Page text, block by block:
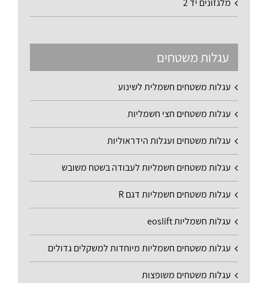
מלגזונים יד 2
עגלות משטחים
עגלות משטחים חשמלית לשינוע
עגלות משטחים חצי חשמליות
עגלות משטחים ועגלות הידראוליות
עגלות משטחים חשמליות לעבודה בשטח משובש
עגלות משטחים חשמליות דגם R
עגלות חשמליות eoslift
עגלות משטחים חשמליות מיוחדות למשקלים גדולים
עגלות משטחים משופצות